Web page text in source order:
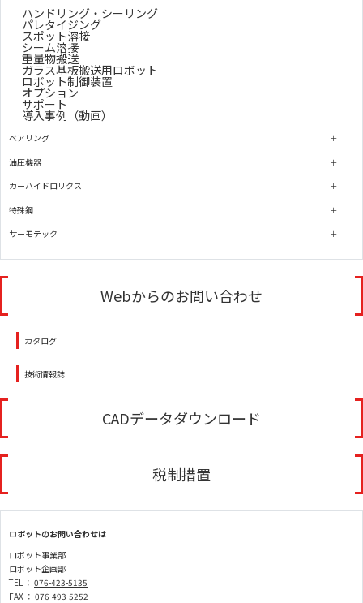
ハンドリング・シーリング
パレタイジング
スポット溶接
シーム溶接
重量物搬送
ガラス基板搬送用ロボット
ロボット制御装置
オプション
サポート
導入事例（動画）
ベアリング
油圧機器
カーハイドロリクス
特殊鋼
サーモテック
Webからのお問い合わせ
カタログ
技術情報誌
CADデータダウンロード
税制措置
ロボットのお問い合わせは
ロボット事業部
ロボット企画部
TEL ： 076-423-5135
FAX ： 076-493-5252